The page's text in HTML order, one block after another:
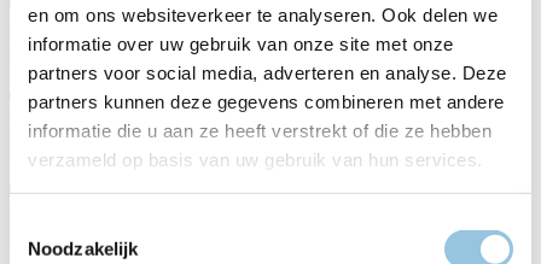
en om ons websiteverkeer te analyseren. Ook delen we
informatie over uw gebruik van onze site met onze
partners voor social media, adverteren en analyse. Deze
partners kunnen deze gegevens combineren met andere
informatie die u aan ze heeft verstrekt of die ze hebben
verzameld op basis van uw gebruik van hun services.
Noodzakelijk
€ 5.890,00
B-5050 MY26
€ 5.799,00
€ 5.299,00